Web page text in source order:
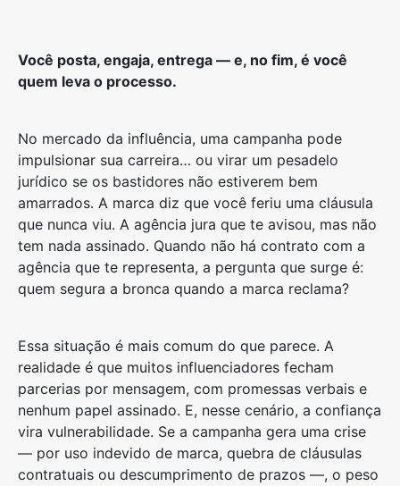
Você posta, engaja, entrega — e, no fim, é você
quem leva o processo.
No mercado da influência, uma campanha pode
impulsionar sua carreira… ou virar um pesadelo
jurídico se os bastidores não estiverem bem
amarrados. A marca diz que você feriu uma cláusula
que nunca viu. A agência jura que te avisou, mas não
tem nada assinado. Quando não há contrato com a
agência que te representa, a pergunta que surge é:
quem segura a bronca quando a marca reclama?
Essa situação é mais comum do que parece. A
realidade é que muitos influenciadores fecham
parcerias por mensagem, com promessas verbais e
nenhum papel assinado. E, nesse cenário, a confiança
vira vulnerabilidade. Se a campanha gera uma crise
— por uso indevido de marca, quebra de cláusulas
contratuais ou descumprimento de prazos —, o peso